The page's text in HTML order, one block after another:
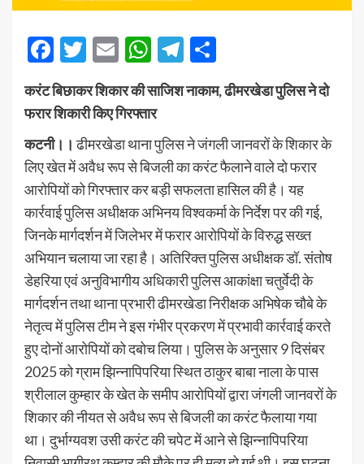
Facebook
Twitter
EmailWhatsApp
Telegram
करंट बिछाकर शिकार की साजिश नाकाम, ढीमरखेडा पुलिस ने दो
फरार शिकारी किए गिरफ्तार
कटनी।। ढीमरखेडा थाना पुलिस ने जंगली जानवरों के शिकार के
लिए खेत में अवैध रूप से बिजली का करंट फैलाने वाले दो फरार
आरोपियों को गिरफ्तार कर बड़ी सफलता हासिल की है। यह
कार्रवाई पुलिस अधीक्षक अभिनय विश्वकर्मा के निर्देश पर की गई,
जिनके मार्गदर्शन में जिलेभर में फरार आरोपियों के विरुद्ध सख्त
अभियान चलाया जा रहा है। अतिरिक्त पुलिस अधीक्षक डॉ. संतोष
डेहरिया एवं अनुविभागीय अधिकारी पुलिस आकांक्षा चतुर्वेदी के
मार्गदर्शन तथा थाना प्रभारी ढीमरखेडा निरीक्षक अभिषेक चौबे के
नेतृत्व में पुलिस टीम ने इस गंभीर प्रकरण में प्रभावी कार्रवाई करते
हुए दोनों आरोपियों को दबोच लिया। पुलिस के अनुसार 9 दिसंबर
2025 को ग्राम झिन्नापिपरिया स्थित ठाकुर बाबा नाला के पास
श्रीलाल कुम्हार के खेत के समीप आरोपियों द्वारा जंगली जानवरों के
शिकार की नीयत से अवैध रूप से बिजली का करंट फैलाया गया
था। दुर्भाग्यवश उसी करंट की चपेट में आने से झिन्नापिपरिया